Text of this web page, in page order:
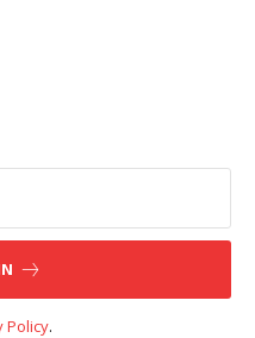
Policy.